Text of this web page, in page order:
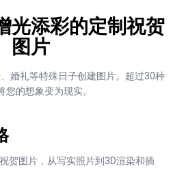
光添彩的定制祝贺
图片
婚礼等特殊日子创建图片。超过30种
您的想象变为现实。
贺图片，从写实照片到3D渲染和插